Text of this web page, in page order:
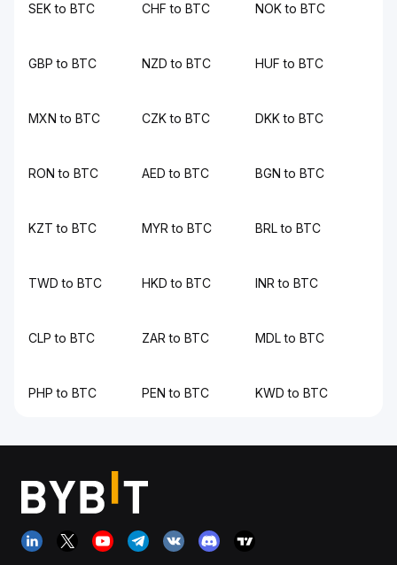
SEK to BTC CHF to BTC NOK to BTC
GBP to BTC NZD to BTC HUF to BTC
MXN to BTC CZK to BTC DKK to BTC
RON to BTC AED to BTC BGN to BTC
KZT to BTC MYR to BTC BRL to BTC
TWD to BTC HKD to BTC INR to BTC
CLP to BTC ZAR to BTC MDL to BTC
PHP to BTC PEN to BTC KWD to BTC